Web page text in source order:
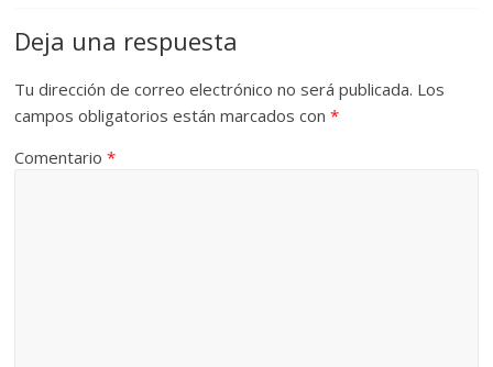
Deja una respuesta
Tu dirección de correo electrónico no será publicada. Los
campos obligatorios están marcados con*
Comentario*